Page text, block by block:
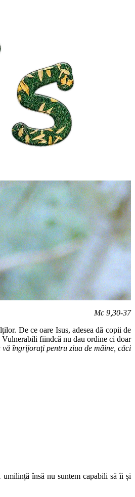
Mc 9,30-37
De ce oare Isus, adesea dă copii de
fiindcă nu dau ordine ci doar
vă îngrijoraţi pentru ziua de mâine, căci
însă nu suntem capabili să îi și